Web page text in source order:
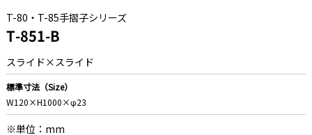
T-80・T-85手摺子シリーズ
T-851-B
スライド×スライド
標準寸法（Size）
W120×H1000×φ23
※単位：mm